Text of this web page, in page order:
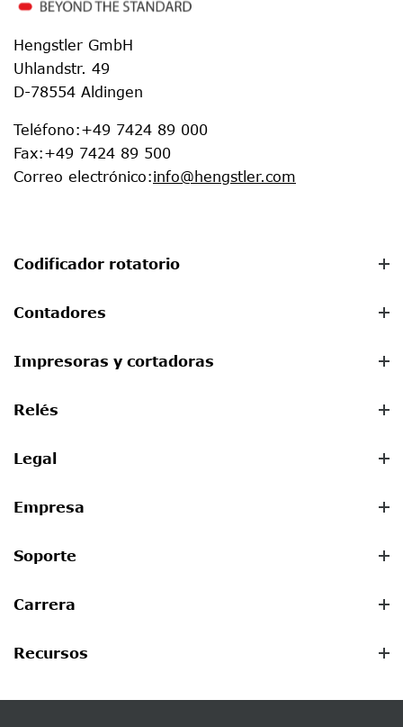
Hengstler GmbH
Uhlandstr. 49
D-78554 Aldingen
Teléfono:+49 7424 89 000
Fax:+49 7424 89 500
Correo electrónico:info@hengstler.com
Codificador rotatorio
Contadores
Impresoras y cortadoras
Relés
Legal
Empresa
Soporte
Carrera
Recursos